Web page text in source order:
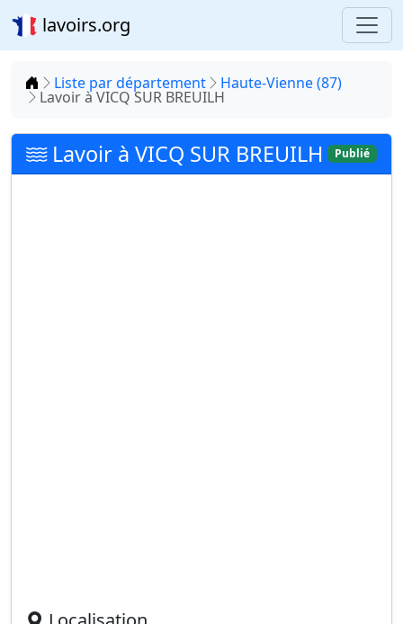
lavoirs.org
Accueil
Liste par département Haute-Vienne (87)
Lavoir à VICQ SUR BREUILH
Lavoir à VICQ SUR BREUILH Publié